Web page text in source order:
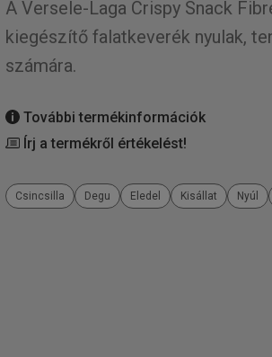
A Versele-Laga Crispy Snack
kiegészítő falatkeverék nyulak,
számára.
További termékinformációk
Írj a termékről értékelést!
Csincsilla Degu Eledel Kisállat Nyúl